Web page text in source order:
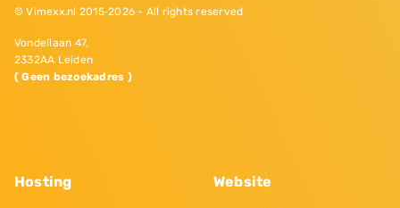
© Vimexx.nl 2015‐2026 - All rights reserved
Vondellaan 47,
2332AA Leiden
( Geen bezoekadres )
Hosting Website